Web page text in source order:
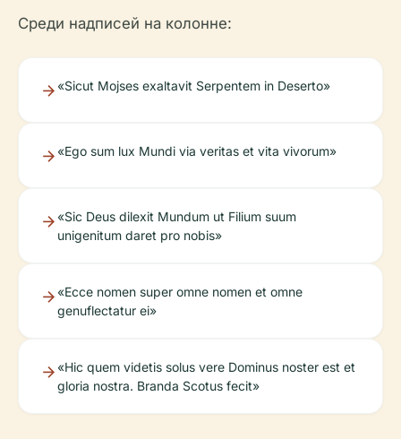
Среди надписей на колонне:
«Sicut Mojses exaltavit Serpentem in Deserto»
«Ego sum lux Mundi via veritas et vita vivorum»
«Sic Deus dilexit Mundum ut Filium suum
unigenitum daret pro nobis»
«Ecce nomen super omne nomen et omne
genuflectatur ei»
«Hic quem videtis solus vere Dominus noster est et
gloria nostra. Branda Scotus fecit»